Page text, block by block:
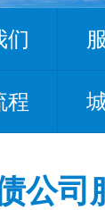
们
程
公司